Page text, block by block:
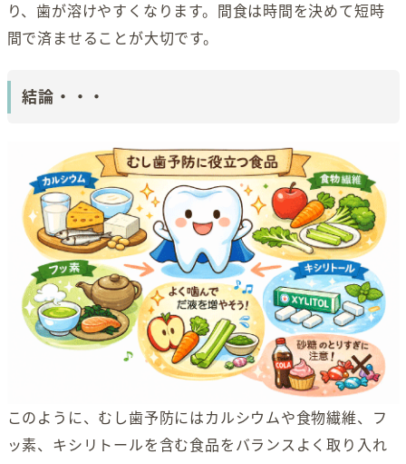
り、歯が溶けやすくなります。間食は時間を決めて短時
間で済ませることが大切です。
結論・・・
このように、むし歯予防にはカルシウムや食物繊維、フ
ッ素、キシリトールを含む食品をバランスよく取り入れ